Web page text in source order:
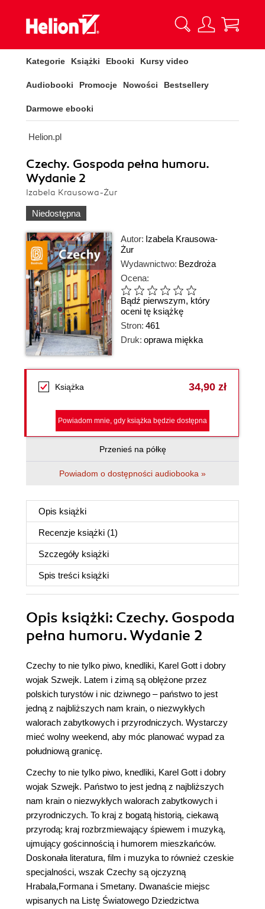
Kategorie Książki Ebooki Kursy video
Audiobooki Promocje Nowości Bestsellery
Darmowe ebooki
Helion.pl
Czechy. Gospoda pełna humoru.
Wydanie 2
Izabela Krausowa-Żur
Niedostępna
Autor: Izabela Krausowa-
Żur
Wydawnictwo: Bezdroża
Ocena:
Bądź pierwszym, który
oceni tę książkę
Stron: 461
Druk: oprawa miękka
Książka 34,90 zł
Powiadom mnie, gdy książka będzie dostępna
Przenieś na półkę
Powiadom o dostępności audiobooka »
Opis książki
Recenzje książki (1)
Szczegóły książki
Spis treści książki
Opis książki: Czechy. Gospoda
pełna humoru. Wydanie 2
Czechy to nie tylko piwo, knedliki, Karel Gott i dobry
wojak Szwejk. Latem i zimą są oblężone przez
polskich turystów i nic dziwnego – państwo to jest
jedną z najbliższych nam krain, o niezwykłych
walorach zabytkowych i przyrodniczych. Wystarczy
mieć wolny weekend, aby móc planować wypad za
południową granicę.
Czechy to nie tylko piwo, knedliki, Karel Gott i dobry
wojak Szwejk. Państwo to jest jedną z najbliższych
nam krain o niezwykłych walorach zabytkowych i
przyrodniczych. To kraj z bogatą historią, ciekawą
przyrodą; kraj rozbrzmiewający śpiewem i muzyką,
ujmujący gościnnością i humorem mieszkańców.
Doskonała literatura, film i muzyka to również czeskie
specjalności, wszak Czechy są ojczyzną
Hrabala,Formana i Smetany. Dwanaście miejsc
wpisanych na Listę Światowego Dziedzictwa